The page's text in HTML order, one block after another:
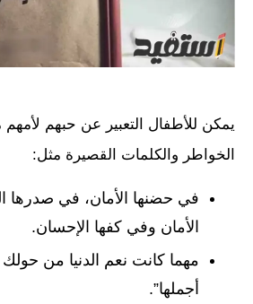
يمكن للأطفال التعبير عن حبهم
الخواطر والكلمات القصيرة مثل:
في حضنها الأمان، في صدرها
الأمان وفي كفها الإحسان.
مهما كانت نعم الدنيا من
أجملها”.